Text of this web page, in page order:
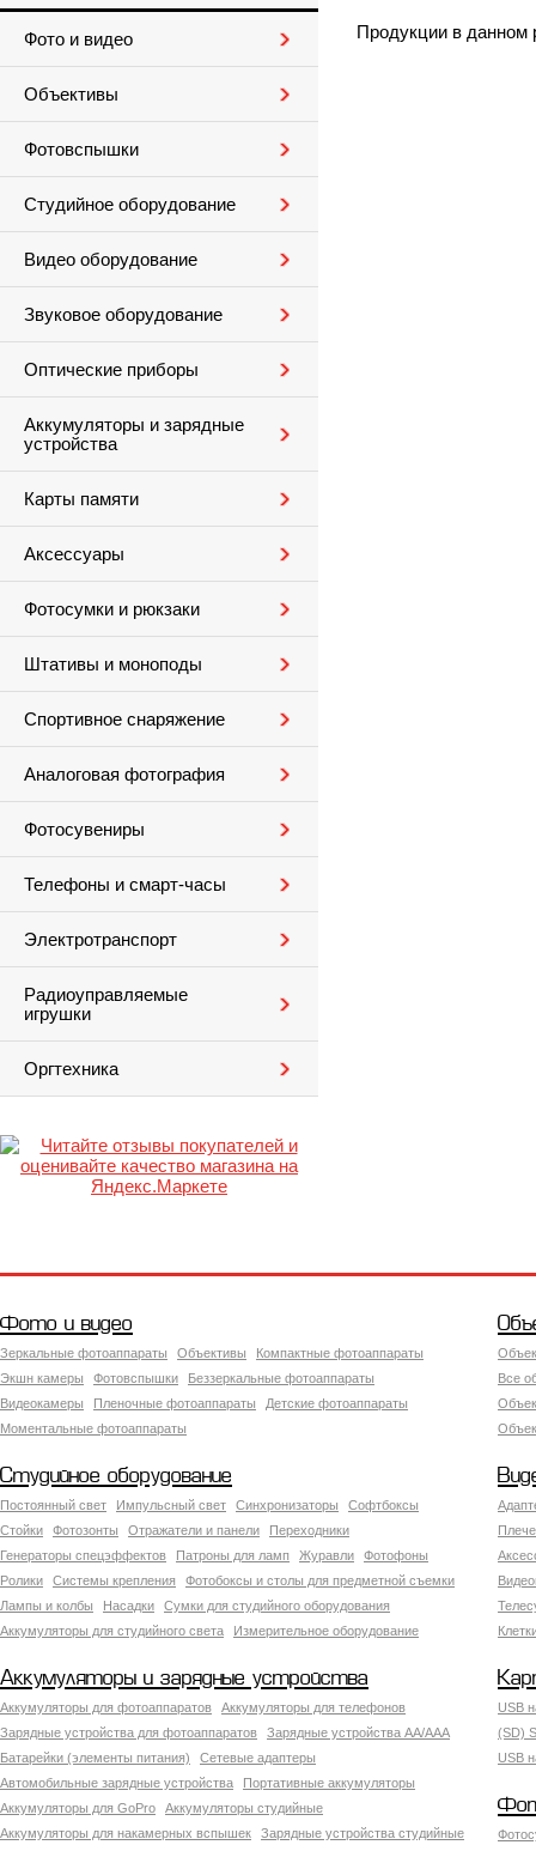
Фото и видео
Объективы
Фотовспышки
Студийное оборудование
Видео оборудование
Звуковое оборудование
Оптические приборы
Аккумуляторы и зарядные
устройства
Карты памяти
Аксессуары
Фотосумки и рюкзаки
Штативы и моноподы
Спортивное снаряжение
Аналоговая фотография
Фотосувениры
Телефоны и смарт-часы
Электротранспорт
Радиоуправляемые
игрушки
Оргтехника
Продукции в данном
Фото и видео
Зеркальные фотоаппараты Объективы
Компактные фотоаппараты
Экшн камеры
Фотовспышки
Беззеркальные фотоаппараты
Видеокамеры
Пленочные фотоаппараты
Детские фотоаппараты
Моментальные фотоаппараты
Все
Студийное оборудование
Постоянный свет Импульсный свет Синхронизаторы
Софтбоксы
Стойки
Фотозонты Отражатели и панели
Переходники
Генераторы спецэффектов
Патроны для ламп Журавли
Фотофоны
Ролики
Системы крепления
Фотобоксы и столы для предметной съемки
Лампы и колбы
Насадки
Сумки для студийного оборудования
Аккумуляторы для студийного света
Измерительное оборудование
Аккумуляторы и зарядные устройства
Аккумуляторы для фотоаппаратов
Аккумуляторы для телефонов
Зарядные устройства для фотоаппаратов
Зарядные устройства AA/AAA
Батарейки (элементы питания)
Сетевые адаптеры
Автомобильные зарядные устройства
Портативные аккумуляторы
Аккумуляторы для GoPro
Аккумуляторы студийные
Аккумуляторы для накамерных вспышек
Зарядные устройства студийные
USB
(SD)
USB